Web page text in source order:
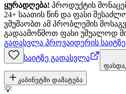
ყურადღება! პროდუქტის
24+ საათის წინ და ფასი
ვმუშაობთ ამ პრობლემის
გადაამოწმოთ ფასი უშუალოდ
გადასვლა პროვაიდერის საიტზე
საიტზე გადასვლა
კაბინეტში დამატება
💡